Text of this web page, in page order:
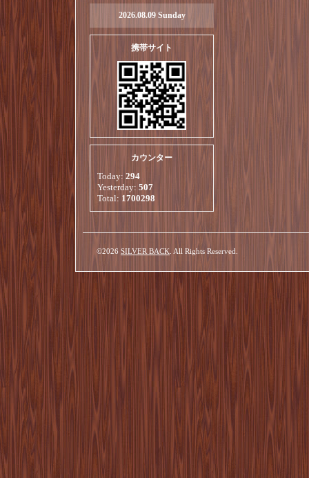
2026.08.09 Sunday
携帯サイト
カウンター
Today: 294
Yesterday: 507
Total: 1700298
©2026 SILVER BACK . All Rights Reserved.